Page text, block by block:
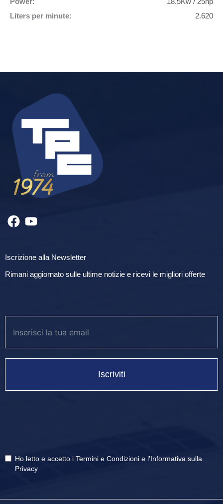
Liters per minute:
2.620
Iscrizione alla Newsletter
Rimani aggiornato sulle ultime notizie e ricevi le migliori offerte
Iscriviti
Ho letto e accetto i Termini e Condizioni e l'Informativa sulla
Privacy